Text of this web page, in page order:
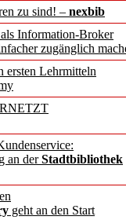
zu sind! – nexbib
Information-Broker
zugänglich
ersten Lehrmitteln
an derStadtbibliothek
geht an den Start
für
in
neu